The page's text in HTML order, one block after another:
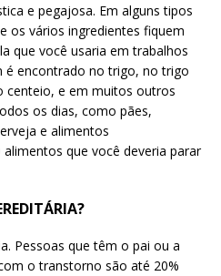
e pegajosa. Em alguns tipos
os vários ingredientes fiquem
que você usaria em trabalhos
é encontrado no trigo, no trigo
centeio, e em muitos outros
os dias, como pães,
e alimentos
que você deveria parar
Pessoas que têm o pai ou a
o transtorno são até 20%